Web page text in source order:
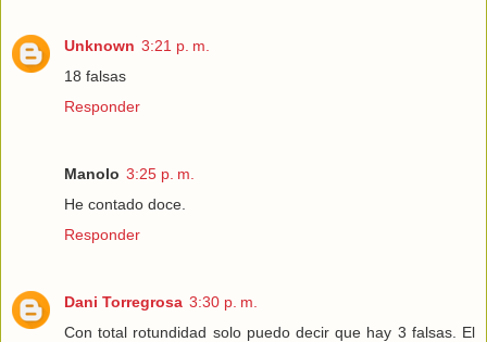
Unknown 3:21 p. m.
18 falsas
Responder
Manolo 3:25 p. m.
He contado doce.
Responder
Dani Torregrosa 3:30 p. m.
Con total rotundidad solo puedo decir que hay 3 falsas. El